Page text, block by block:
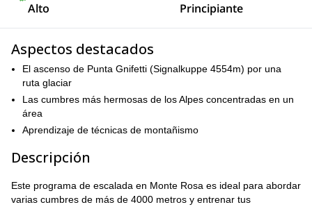
Alto Principiante
Aspectos destacados
El ascenso de Punta Gnifetti (Signalkuppe 4554m) por una
ruta glaciar
Las cumbres más hermosas de los Alpes concentradas en un
área
Aprendizaje de técnicas de montañismo
Descripción
Este programa de escalada en Monte Rosa es ideal para abordar
varias cumbres de más de 4000 metros y entrenar tus